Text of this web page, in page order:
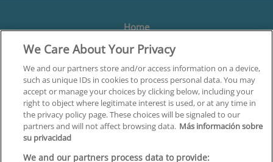
Home
Formación
Centros
Orientación
Quiénes somos
Contacta
Aviso Legal
We Care About Your Privacy
We and our partners store and/or access information on a device,
such as unique IDs in cookies to process personal data. You may
accept or manage your choices by clicking below, including your
right to object where legitimate interest is used, or at any time in
the privacy policy page. These choices will be signaled to our
partners and will not affect browsing data. Más información sobre
su privacidad
We and our partners process data to provide: